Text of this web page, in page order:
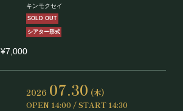
キンモクセイ
SOLD OUT
シアター形式
¥7,000
2026 07.30 (木)
OPEN 14:00 / START 14:30